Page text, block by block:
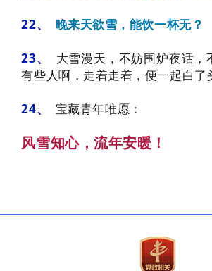
22、 晚来天欲雪，能饮一杯无？
23、 大雪漫天， 不妨围炉夜话，
有些人啊，走着走着，便一起白
24、 宝藏青年唯愿：
风雪知心，流年安暖！